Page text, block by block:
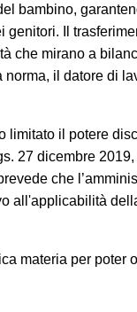
bambino,
genitori. Il
che mirano a
il datore di
limitato il potere
27 dicembre
che
all'applicabilità
materia per poter